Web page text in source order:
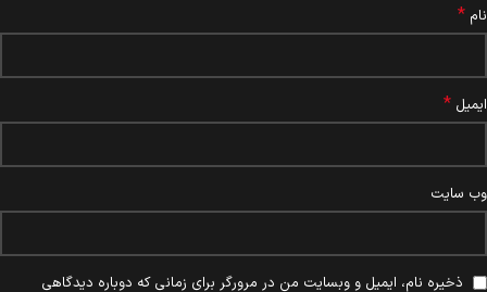
نام *
ایمیل *
وب‌ سایت
ذخیره نام، ایمیل و وبسایت من در مرورگر برای زمانی که دوباره دیدگاهی